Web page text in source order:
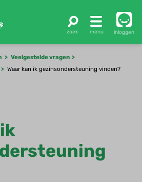
inloggen
Veelgestelde vragen
Waar kan ik gezinsondersteuning vinden?